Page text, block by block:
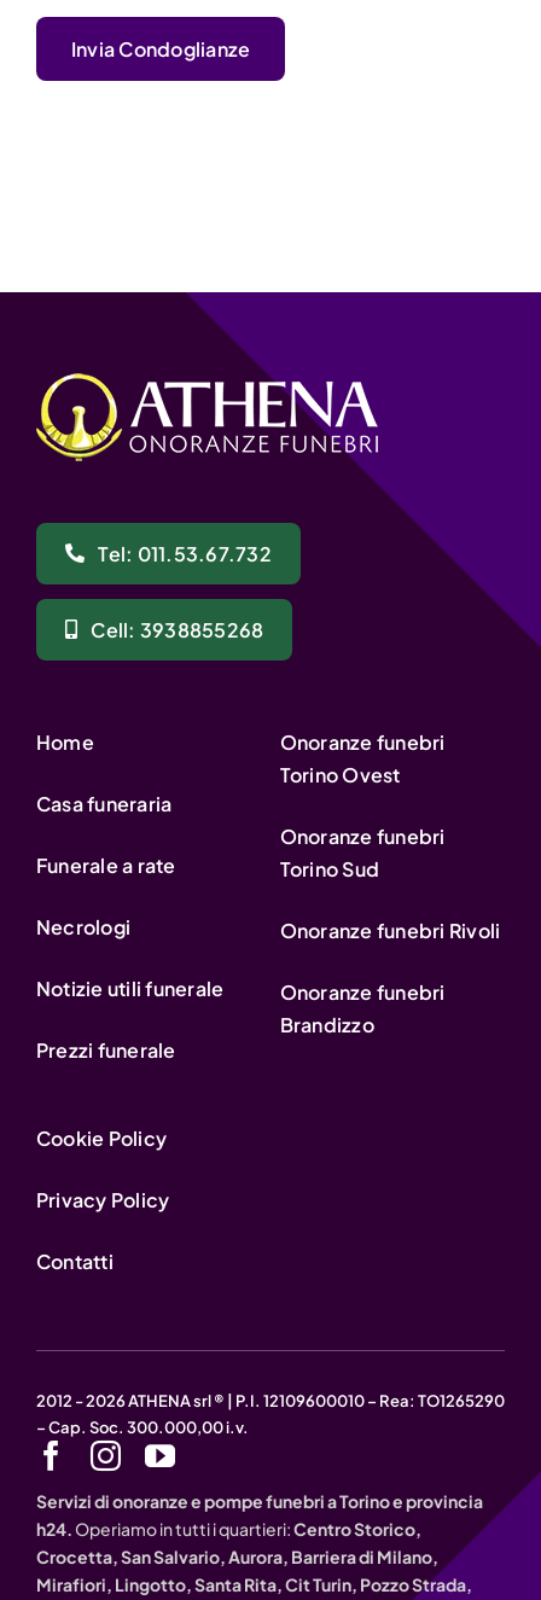
Tel: 011.53.67.732
Cell: 3938855268
Home
Casa funeraria
Funerale a rate
Necrologi
Notizie utili funerale
Prezzi funerale
Onoranze funebri
Torino Ovest
Onoranze funebri
Torino Sud
Onoranze funebri Rivoli
Onoranze funebri
Brandizzo
Cookie Policy
Privacy Policy
Contatti
2012 - 2026 ATHENA srl ® | P.I. 12109600010 – Rea: TO1265290
– Cap. Soc. 300.000,00 i.v.
Servizi di onoranze e pompe funebri a Torino e provincia
h24.Operiamo in tutti i quartieri:Centro Storico,
Crocetta, San Salvario, Aurora, Barriera di Milano,
Mirafiori, Lingotto, Santa Rita, Cit Turin, Pozzo Strada,